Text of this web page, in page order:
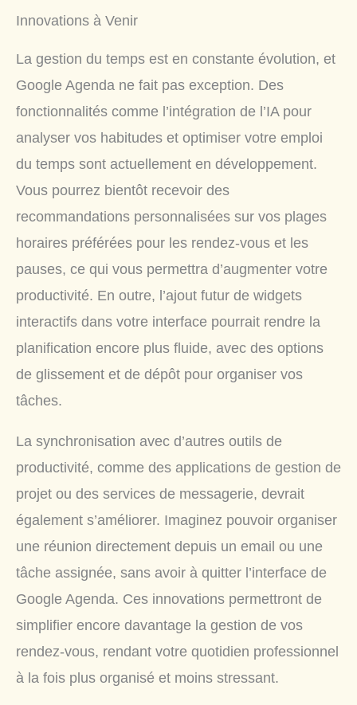
Innovations à Venir
La gestion du temps est en constante évolution, et
Google Agenda ne fait pas exception. Des
fonctionnalités comme l’intégration de l’IA pour
analyser vos habitudes et optimiser votre emploi
du temps sont actuellement en développement.
Vous pourrez bientôt recevoir des
recommandations personnalisées sur vos plages
horaires préférées pour les rendez-vous et les
pauses, ce qui vous permettra d’augmenter votre
productivité. En outre, l’ajout futur de widgets
interactifs dans votre interface pourrait rendre la
planification encore plus fluide, avec des options
de glissement et de dépôt pour organiser vos
tâches.
La synchronisation avec d’autres outils de
productivité, comme des applications de gestion de
projet ou des services de messagerie, devrait
également s’améliorer. Imaginez pouvoir organiser
une réunion directement depuis un email ou une
tâche assignée, sans avoir à quitter l’interface de
Google Agenda. Ces innovations permettront de
simplifier encore davantage la gestion de vos
rendez-vous, rendant votre quotidien professionnel
à la fois plus organisé et moins stressant.